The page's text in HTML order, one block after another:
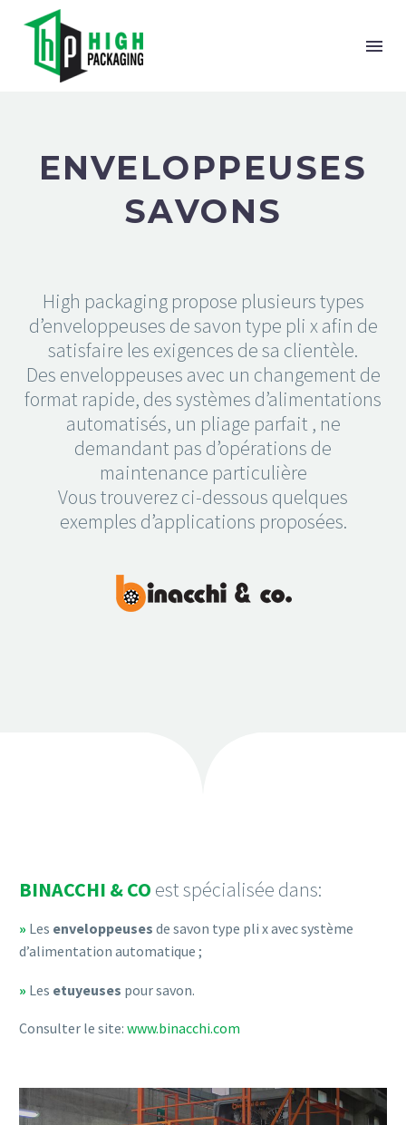
ENVELOPPEUSES
SAVONS
High packaging propose plusieurs types
d’enveloppeuses de savon type pli x afin de
satisfaire les exigences de sa clientèle.
Des enveloppeuses avec un changement de
format rapide, des systèmes d’alimentations
automatisés, un pliage parfait , ne
demandant pas d’opérations de
maintenance particulière
Vous trouverez ci-dessous quelques
exemples d’applications proposées.
BINACCHI & CO est spécialisée dans:
» Les enveloppeuses de savon type pli x avec système
d’alimentation automatique ;
» Les etuyeuses pour savon.
Consulter le site: www.binacchi.com